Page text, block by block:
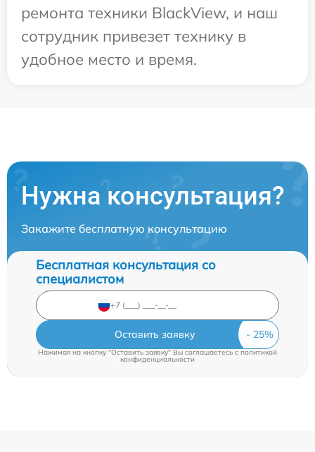
ремонта техники BlackView, и наш
сотрудник привезет технику в
удобное место и время.
Нужна консультация?
Закажите бесплатную консультацию
Бесплатная консультация со
специалистом
Оставить заявку
Нажимая на кнопку "Оставить заявку" Вы соглашаетесь cполитикой
конфиденциальности